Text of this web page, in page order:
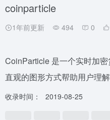
coinparticle
1年前更新 494 0
CoinParticle 是一个实时加
直观的图形方式帮助用户理
收录时间： 2019-08-25